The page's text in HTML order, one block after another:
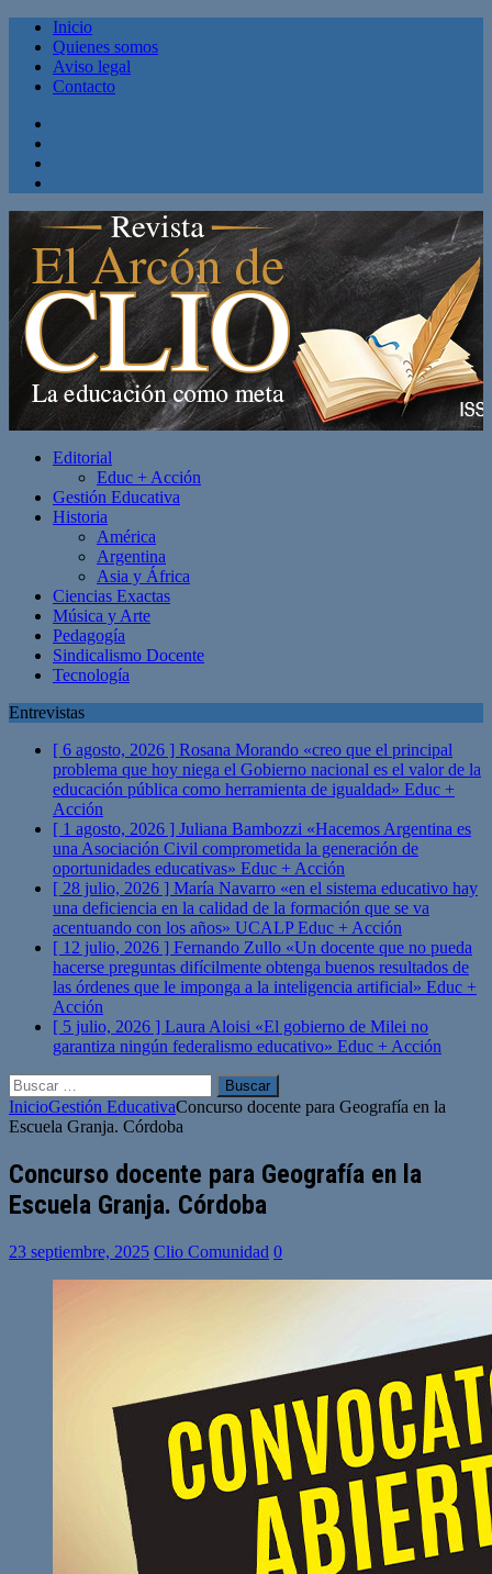
Inicio
Quienes somos
Aviso legal
Contacto
Editorial
Educ + Acción
Gestión Educativa
Historia
América
Argentina
Asia y África
Ciencias Exactas
Música y Arte
Pedagogía
Sindicalismo Docente
Tecnología
Entrevistas
[ 6 agosto, 2026 ] Rosana Morando «creo que el principal
problema que hoy niega el Gobierno nacional es el valor de la
educación pública como herramienta de igualdad» Educ +
Acción
[ 1 agosto, 2026 ] Juliana Bambozzi «Hacemos Argentina es
una Asociación Civil comprometida la generación de
oportunidades educativas» Educ + Acción
[ 28 julio, 2026 ] María Navarro «en el sistema educativo hay
una deficiencia en la calidad de la formación que se va
acentuando con los años» UCALPEduc + Acción
[ 12 julio, 2026 ] Fernando Zullo «Un docente que no pueda
hacerse preguntas difícilmente obtenga buenos resultados de
las órdenes que le imponga a la inteligencia artificial» Educ +
Acción
[ 5 julio, 2026 ] Laura Aloisi «El gobierno de Milei no
garantiza ningún federalismo educativo» Educ + Acción
Buscar:
InicioGestión EducativaConcurso docente para Geografía en la
Escuela Granja. Córdoba
Concurso docente para Geografía en la
Escuela Granja. Córdoba
23 septiembre, 2025 Clio Comunidad 0